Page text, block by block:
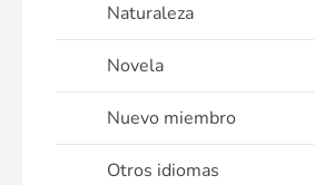
Naturaleza
Novela
Nuevo miembro
Otros idiomas